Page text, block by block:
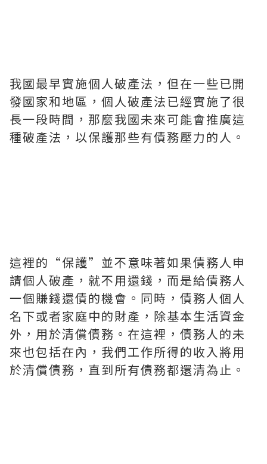
我國最早實施個人破產法，但在一些已開
發國家和地區，個人破產法已經實施了很
長一段時間，那麼我國未來可能會推廣這
種破產法，以保護那些有債務壓力的人。
這裡的“保護”並不意味著如果債務人申
請個人破產，就不用還錢，而是給債務人
一個賺錢還債的機會。同時，債務人個人
名下或者家庭中的財產，除基本生活資金
外，用於清償債務。在這裡，債務人的未
來也包括在內，我們工作所得的收入將用
於清償債務，直到所有債務都還清為止。